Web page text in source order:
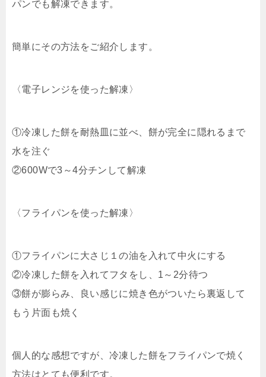
パンでも解凍できます。
簡単にその方法をご紹介します。
〈電子レンジを使った解凍〉
①冷凍した餅を耐熱皿に並べ、餅が完全に隠れるまで
水を注ぐ
②600Wで3～4分チンして解凍
〈フライパンを使った解凍〉
①フライパンに大さじ１の油を入れて中火にする
②冷凍した餅を入れてフタをし、1～2分待つ
③餅が膨らみ、良い感じに焼き色がついたら裏返して
もう片面も焼く
個人的な感想ですが、冷凍した餅をフライパンで焼く
方法はとても便利です。